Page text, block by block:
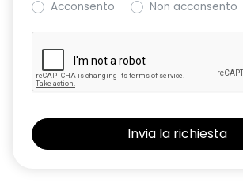
superamento del limite di velocità ISA
Sedile conducente con regolazione
anteriore passeggero regolabile in altezza
Selleria in tessuto specifico denim e nero
Sistema avanzato di rilevamento stato di
Acconsento Non acconsento